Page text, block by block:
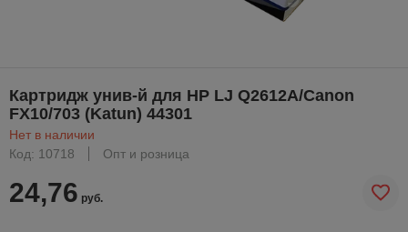
Картридж унив-й для HP LJ Q2612A/Canon
FX10/703 (Katun) 44301
Нет в наличии
Код: 10718
Опт и розница
24,76 руб.